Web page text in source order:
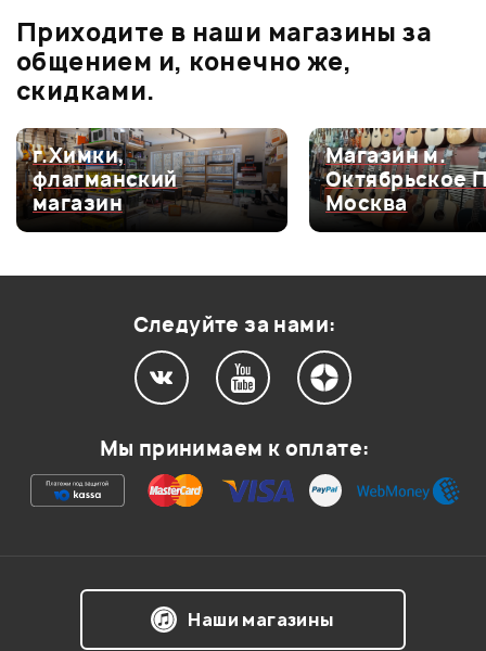
Оценка
Оценка3
0
Оценка2
0
Оценка1 0
Мой отзыв о товаре
Впечатления о товаре:
Приходите в наши магазины за
общением и, конечно же,
скидками.
г.Химки,
флагманский
магазин
Магазин м.
Октябрьское
Москва
Следуйте за нами:
Мы принимаем к оплате:
Наши магазины